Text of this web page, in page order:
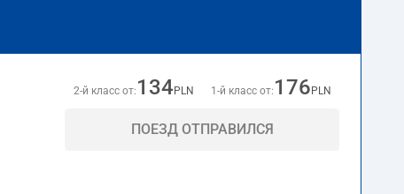
2-й класс от: 134 PLN 1-й класс от: 176 PLN
ПОЕЗД ОТПРАВИЛСЯ